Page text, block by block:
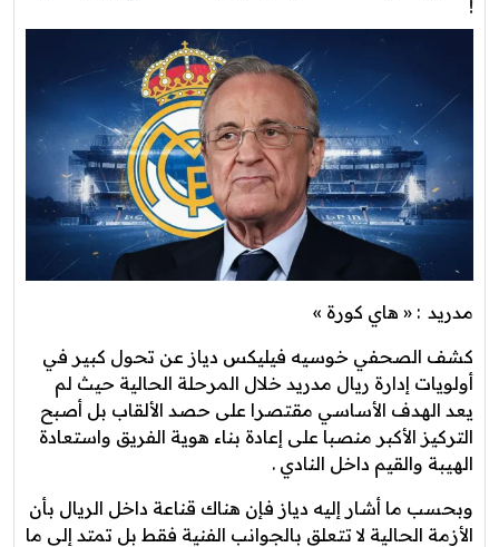
!
مدريد : « هاي كورة »
كشف الصحفي خوسيه فيليكس دياز عن تحول كبير في
أولويات إدارة ريال مدريد خلال المرحلة الحالية حيث لم
يعد الهدف الأساسي مقتصرا على حصد الألقاب بل أصبح
التركيز الأكبر منصبا على إعادة بناء هوية الفريق واستعادة
الهيبة والقيم داخل النادي .
وبحسب ما أشار إليه دياز فإن هناك قناعة داخل الريال بأن
الأزمة الحالية لا تتعلق بالجوانب الفنية فقط بل تمتد إلى ما